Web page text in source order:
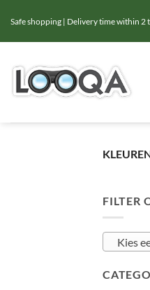
naar
inhoud
Safe shopping | Delivery time within
FILTER
Kies